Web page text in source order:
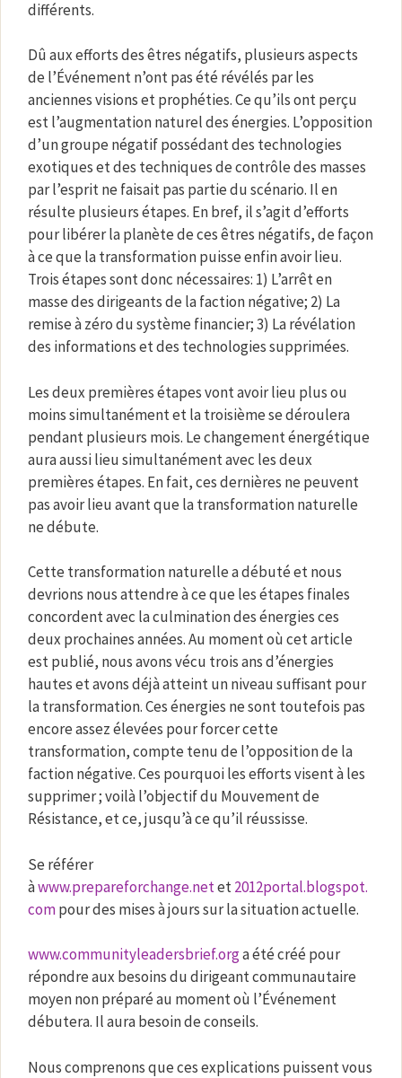
différents.
Dû aux efforts des êtres négatifs, plusieurs aspects
de l’Événement n’ont pas été révélés par les
anciennes visions et prophéties. Ce qu’ils ont perçu
est l’augmentation naturel des énergies. L’opposition
d’un groupe négatif possédant des technologies
exotiques et des techniques de contrôle des masses
par l’esprit ne faisait pas partie du scénario. Il en
résulte plusieurs étapes. En bref, il s’agit d’efforts
pour libérer la planète de ces êtres négatifs, de façon
à ce que la transformation puisse enfin avoir lieu.
Trois étapes sont donc nécessaires: 1) L’arrêt en
masse des dirigeants de la faction négative; 2) La
remise à zéro du système financier; 3) La révélation
des informations et des technologies supprimées.
Les deux premières étapes vont avoir lieu plus ou
moins simultanément et la troisième se déroulera
pendant plusieurs mois. Le changement énergétique
aura aussi lieu simultanément avec les deux
premières étapes. En fait, ces dernières ne peuvent
pas avoir lieu avant que la transformation naturelle
ne débute.
Cette transformation naturelle a débuté et nous
devrions nous attendre à ce que les étapes finales
concordent avec la culmination des énergies ces
deux prochaines années. Au moment où cet article
est publié, nous avons vécu trois ans d’énergies
hautes et avons déjà atteint un niveau suffisant pour
la transformation. Ces énergies ne sont toutefois pas
encore assez élevées pour forcer cette
transformation, compte tenu de l’opposition de la
faction négative. Ces pourquoi les efforts visent à les
supprimer ; voilà l’objectif du Mouvement de
Résistance, et ce, jusqu’à ce qu’il réussisse.
Se référer
àwww.prepareforchange.netet2012portal.blogspot.
compour des mises à jours sur la situation actuelle.
www.communityleadersbrief.orga été créé pour
répondre aux besoins du dirigeant communautaire
moyen non préparé au moment où l’Événement
débutera. Il aura besoin de conseils.
Nous comprenons que ces explications puissent vous